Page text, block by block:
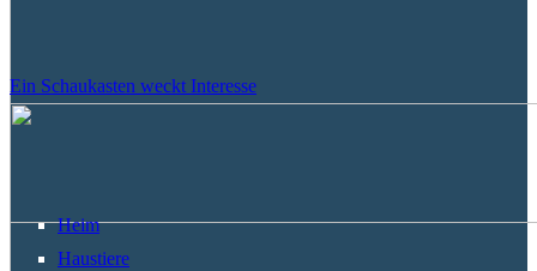
Ein Schaukasten weckt Interesse
Heim
Haustiere